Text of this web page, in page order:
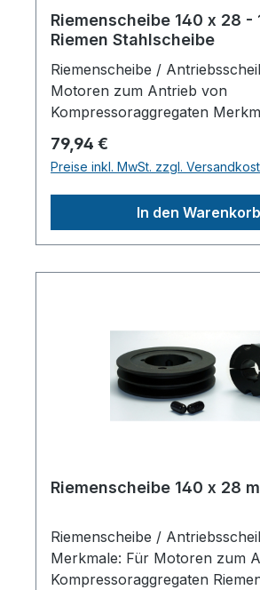
Riemenscheibe 140 x 28 -
Riemen Stahlscheibe
Riemenscheibe /
Motoren zum Antrieb von
Kompressoraggregaten
Scheibendurchmesser außen:
Wellendruchmesser
Material: Stahl/ Verschleißfest Mit
Sicherungsnut /
Regulärer Preis:
79,94 €
Preise inkl. MwSt. zzgl.
In den Warenkorb
Riemenscheibe 140 x 28
Riemenscheibe /
Merkmale: Für Motoren zum Antrieb von
Kompressoraggregaten Riemenanzahl: 1